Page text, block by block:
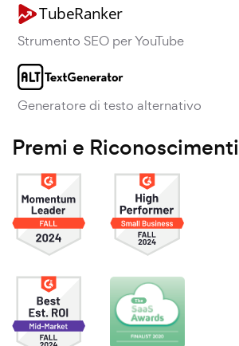
Strumento SEO per YouTube
Generatore di testo alternativo
Premi e Riconoscimenti